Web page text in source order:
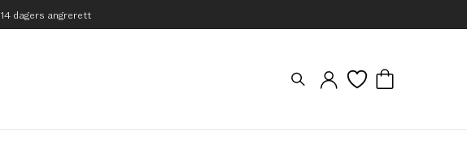
14 dagers angrerett